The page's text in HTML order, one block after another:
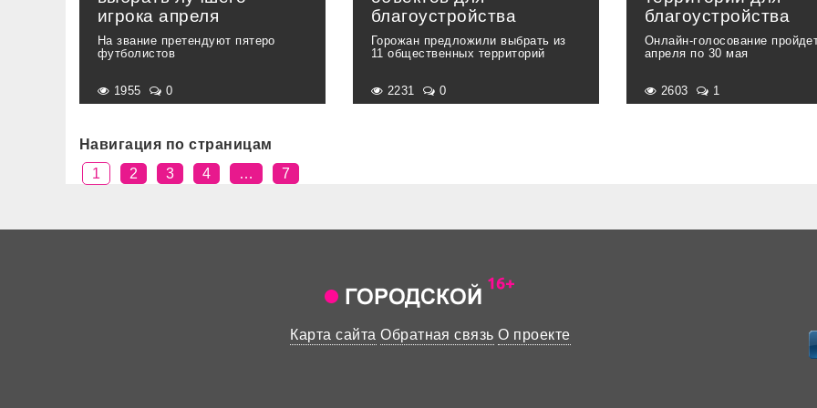
игрока апреля
На звание претендуют пятеро
футболистов
1955 0
благоустройства
Горожан предложили выбрать из
11 общественных территорий
2231 0
благоустройства
Онлайн-голосование
апреля по 30 мая
2603 1
Навигация по страницам
1
2 3 4 … 7
Карта сайта Обратная связь О проекте